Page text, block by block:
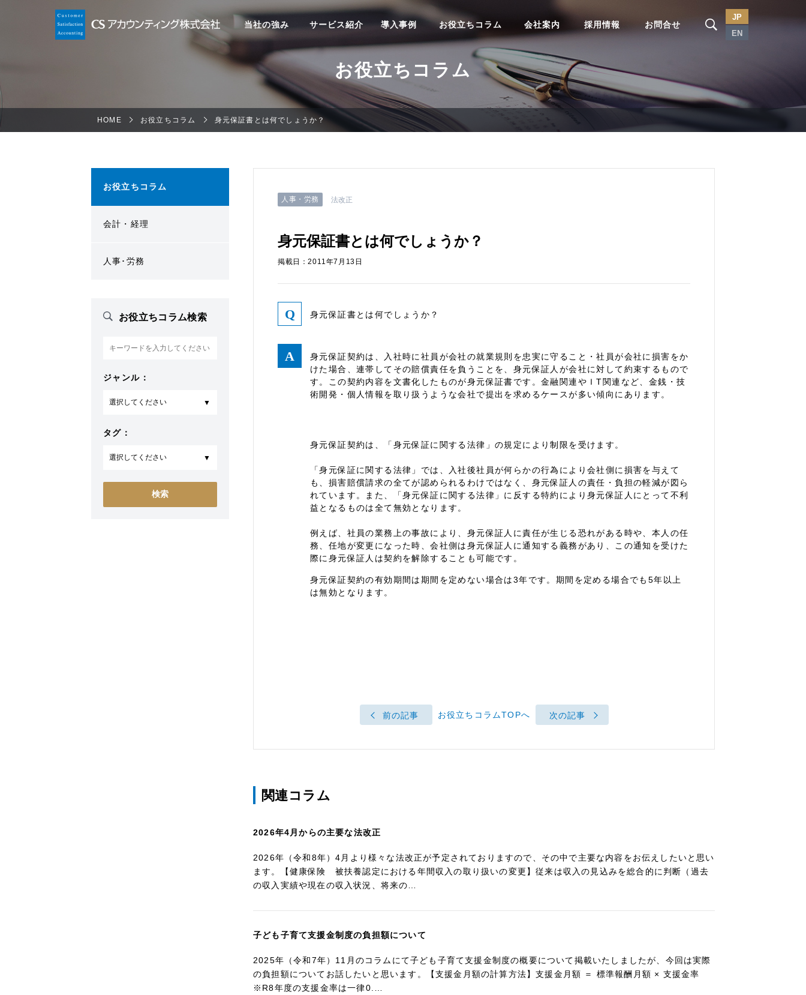
当社の強み サービス紹介 導入事例 お役立ちコラム 会社案内 採用情報 お問合せ
JP
EN
お役立ちコラム
HOME お役立ちコラム 身元保証書とは何でしょうか？
お役立ちコラム
会計・経理
人事･労務
お役立ちコラム検索
ジャンル：
タグ：
人事・労務 法改正
身元保証書とは何でしょうか？
掲載日：2011年7月13日
身元保証書とは何でしょうか？
身元保証契約は、入社時に社員が会社の就業規則を忠実に守ること・社員が会社に損害をか
けた場合、連帯してその賠償責任を負うことを、身元保証人が会社に対して約束するもので
す。この契約内容を文書化したものが身元保証書です。金融関連やＩT関連など、金銭・技
術開発・個人情報を取り扱うような会社で提出を求めるケースが多い傾向にあります。
身元保証契約は、「身元保証に関する法律」の規定により制限を受けます。
「身元保証に関する法律」では、入社後社員が何らかの行為により会社側に損害を与えて
も、損害賠償請求の全てが認められるわけではなく、身元保証人の責任・負担の軽減が図ら
れています。また、「身元保証に関する法律」に反する特約により身元保証人にとって不利
益となるものは全て無効となります。
例えば、社員の業務上の事故により、身元保証人に責任が生じる恐れがある時や、本人の任
務、任地が変更になった時、会社側は身元保証人に通知する義務があり、この通知を受けた
際に身元保証人は契約を解除することも可能です。
身元保証契約の有効期間は期間を定めない場合は3年です。期間を定める場合でも5年以上
は無効となります。
前の記事 お役立ちコラムTOPへ 次の記事
関連コラム
2026年4月からの主要な法改正
2026年（令和8年）4月より様々な法改正が予定されておりますので、その中で主要な内容をお伝えしたいと思い
ます。【健康保険 被扶養認定における年間収入の取り扱いの変更】従来は収入の見込みを総合的に判断（過去
の収入実績や現在の収入状況、将来の…
子ども子育て支援金制度の負担額について
2025年（令和7年）11月のコラムにて子ども子育て支援金制度の概要について掲載いたしましたが、今回は実際
の負担額についてお話したいと思います。【支援金月額の計算方法】支援金月額 ＝ 標準報酬月額 × 支援金率
※R8年度の支援金率は一律0.…